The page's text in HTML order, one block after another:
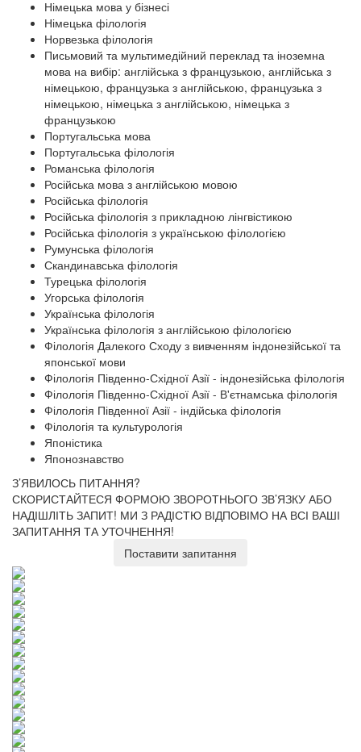
Німецька мова у бізнесі
Німецька філологія
Норвезька філологія
Письмовий та мультимедійний переклад та іноземна
мова на вибір: англійська з французькою, англійська з
німецькою, французька з англійською, французька з
німецькою, німецька з англійською, німецька з
французькою
Португальська мова
Португальська філологія
Романська філологія
Російська мова з англійською мовою
Російська філологія
Російська філологія з прикладною лінгвістикою
Російська філологія з українською філологією
Румунська філологія
Скандинавська філологія
Турецька філологія
Угорська філологія
Українська філологія
Українська філологія з англійською філологією
Філологія Далекого Сходу з вивченням індонезійської та
японської мови
Філологія Південно-Східної Азії - індонезійська філологія
Філологія Південно-Східної Азії - В'єтнамська філологія
Філологія Південної Азії - індійська філологія
Філологія та культурологія
Японістика
Японознавство
З’ЯВИЛОСЬ ПИТАННЯ?
СКОРИСТАЙТЕСЯ ФОРМОЮ ЗВОРОТНЬОГО ЗВ’ЯЗКУ АБО
НАДІШЛІТЬ ЗАПИТ! МИ З РАДІСТЮ ВІДПОВІМО НА ВСІ ВАШІ
ЗАПИТАННЯ ТА УТОЧНЕННЯ!
Поставити запитання